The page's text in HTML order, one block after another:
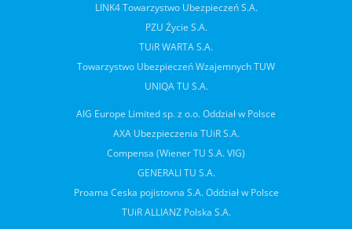
LINK4 Towarzystwo Ubezpieczeń S.A.
PZU Życie S.A.
TUiR WARTA S.A.
Towarzystwo Ubezpieczeń Wzajemnych TUW
UNIQA TU S.A.
AIG Europe Limited sp. z o.o. Oddział w Polsce
AXA Ubezpieczenia TUiR S.A.
Compensa (Wiener TU S.A. VIG)
GENERALI TU S.A.
Proama Ceska pojistovna S.A. Oddział w Polsce
TUiR ALLIANZ Polska S.A.